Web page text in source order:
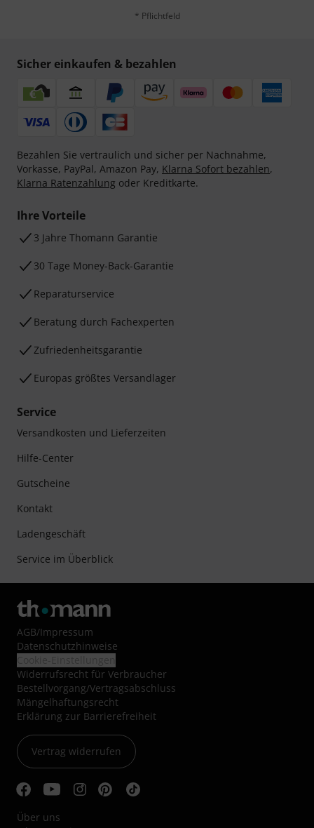
* Pflichtfeld
Sicher einkaufen & bezahlen
Bezahlen Sie vertraulich und sicher per Nachnahme,
Vorkasse, PayPal, Amazon Pay, Klarna Sofort bezahlen,
Klarna Ratenzahlung oder Kreditkarte.
Ihre Vorteile
3 Jahre Thomann Garantie
30 Tage Money-Back-Garantie
Reparaturservice
Beratung durch Fachexperten
Zufriedenheitsgarantie
Europas größtes Versandlager
Service
Versandkosten und Lieferzeiten
Hilfe-Center
Gutscheine
Kontakt
Ladengeschäft
Service im Überblick
AGB/Impressum
Datenschutzhinweise
Widerrufsrecht für Verbraucher
Bestellvorgang/Vertragsabschluss
Mängelhaftungsrecht
Erklärung zur Barrierefreiheit
Vertrag widerrufen
Über uns